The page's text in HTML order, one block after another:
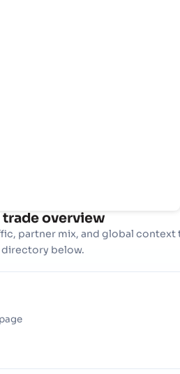
overview
partner mix, and global context
below.